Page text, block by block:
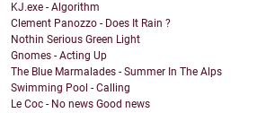
KJ.exe - Algorithm
Clement Panozzo - Does It Rain ?
Nothin Serious Green Light
Gnomes - Acting Up
The Blue Marmalades - Summer In The Alps
Swimming Pool - Calling
Le Coc - No news Good news